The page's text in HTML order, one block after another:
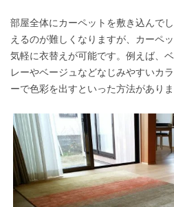
部屋全体にカーペットを敷き込んで
えるのが難しくなりますが、カーペ
気軽に衣替えが可能です。例えば、
レーやベージュなどなじみやすいカ
ーで色彩を出すといった方法がありま